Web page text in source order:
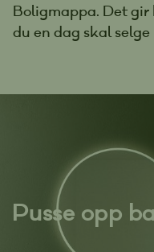
Boligmappa. Det
du en dag skal
Pusse opp